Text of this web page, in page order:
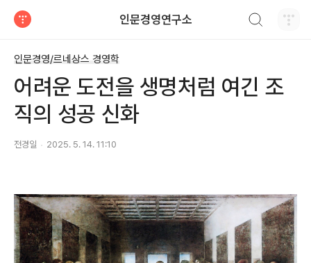
인문경영연구소
인문경영/르네상스 경영학
어려운 도전을 생명처럼 여긴 조
직의 성공 신화
전경일 2025. 5. 14. 11:10